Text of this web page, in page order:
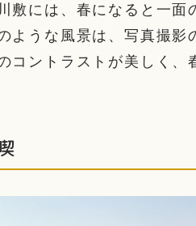
敷には、春になると一面
ような風景は、写真撮影
ントラストが美しく、